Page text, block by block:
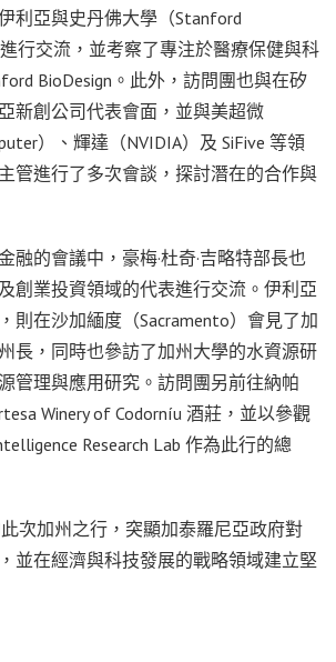
利亞與史丹佛大學（Stanford
行交流，並考察了專注於醫療保健與科
BioDesign。此外，訪問團也與在矽
新創公司代表會面，並與美超微
）、輝達（NVIDIA）及 SiFive 等領
管進行了多次會談，探討潛在的合作與
融的會議中，豪梅·杜奇·吉略特部長也
創業投資領域的代表進行交流。伊利亞
則在沙加緬度（Sacramento）會見了加
長，同時也參訪了加州大學的水資源研
管理與應用研究。訪問團另前往納帕
Winery of Codorníu 酒莊，並以參觀
Research Lab 作為此行的總
次加州之行，突顯加泰羅尼亞政府對
並在經濟與科技發展的戰略領域建立堅